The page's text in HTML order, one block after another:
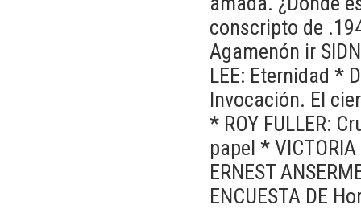
conscripto de
Agamenón ir
LEE: Eternidad *
Invocación. El
* ROY FULLER:
papel *
ERNEST
ENCUESTA DE